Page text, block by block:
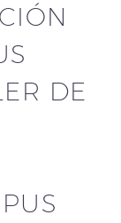
DE